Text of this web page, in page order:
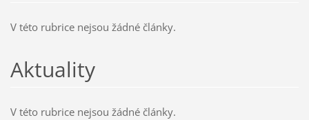
V této rubrice nejsou žádné články.
Aktuality
V této rubrice nejsou žádné články.